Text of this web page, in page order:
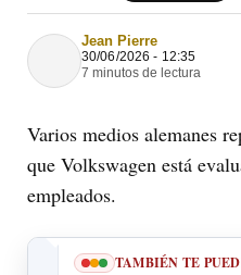
Jean Pierre
30/06/2026 - 12:35
7 minutos de lectura
Varios medios alemanes
que Volkswagen está
empleados.
TAMBIÉN TE